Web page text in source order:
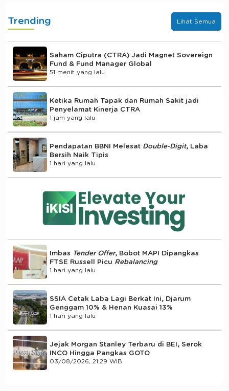
Trending Lihat Semua
Saham Ciputra (CTRA) Jadi Magnet Sovereign
Fund & Fund Manager Global
51 menit yang lalu
Ketika Rumah Tapak dan Rumah Sakit jadi
Penyelamat Kinerja CTRA
1 jam yang lalu
Pendapatan BBNI Melesat Double-Digit, Laba
Bersih Naik Tipis
1 hari yang lalu
Imbas Tender Offer, Bobot MAPI Dipangkas
FTSE Russell Picu Rebalancing
1 hari yang lalu
SSIA Cetak Laba Lagi Berkat Ini, Djarum
Genggam 10% & Henan Kuasai 13%
1 hari yang lalu
Jejak Morgan Stanley Terbaru di BEI, Serok
INCO Hingga Pangkas GOTO
03/08/2026, 21:29 WIB